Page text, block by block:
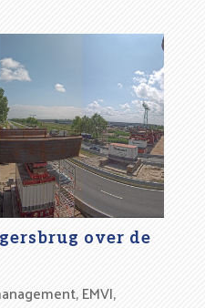
over de
,EMVI,